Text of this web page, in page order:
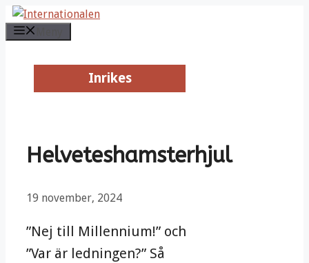
Hoppa
till
Inrikes
Inrikes
Helveteshamsterhjul
19 november, 2024
”Nej till Millennium!” och
”Var är ledningen?” Så